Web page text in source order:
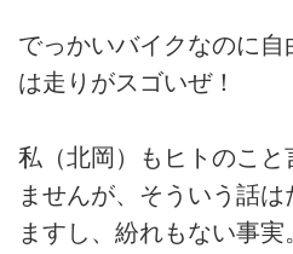
でっかいバイクなのに自
は走りがスゴいぜ！
私（北岡）もヒトのこと
ませんが、そういう話
ますし、紛れもない事